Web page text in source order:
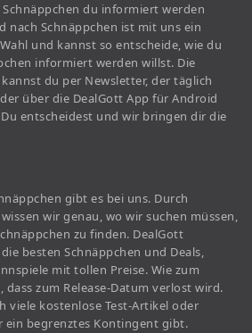
du informiert werden
nach Schnäppchen ist mit uns ein
und kannst so entscheide, wie du
informiert werden willst. Die
du per Newsletter, der täglich
über die DealGott App für Android
entscheidest und wir bringen dir die
gibt es bei uns. Durch
wir genau, wo wir suchen müssen,
zu finden. DealGott
besten Schnäppchen und Deals,
mit tollen Preise. Wie zum
dass zum Release-Datum verlost wird.
viele kostenlose Test-Artikel oder
ein begrenztes Kontingent gibt.